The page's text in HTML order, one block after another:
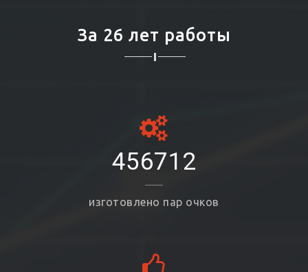
За 26 лет работы
456712
изготовлено пар очков